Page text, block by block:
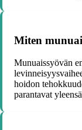
Miten
Munuaissyövän
hoidon
parantavat